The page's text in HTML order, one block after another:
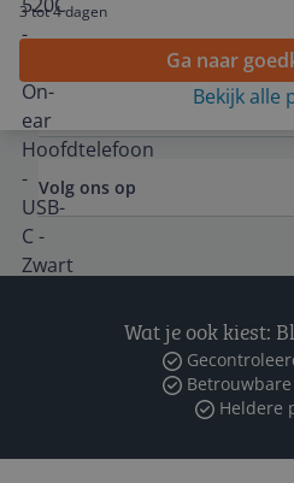
3 tot 4 dagen
Ga naar
Bekijk alle
Algemeen
Volg ons op
Wat je ook kiest:
Betrouwbare
Heldere